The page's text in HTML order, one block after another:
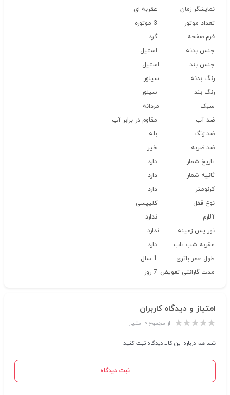
نمایشگر زمان
عقربه ای
تعداد موتور
فرم صفحه
گرد
جنس بدنه
استیل
جنس بند
استیل
رنگ بدنه
سیلور
رنگ بند
سیلور
سبک
مردانه
ضد آب
مقاوم در برابر آب
ضد زنگ
بله
ضد ضربه
خیر
تاریخ شمار
دارد
ثانیه شمار
دارد
کرنومتر
دارد
نوع قفل
کلیپسی
آلارم
ندارد
نور پس زمینه
ندارد
عقربه شب تاب
دارد
طول عمر باتری
مدت گارانتی تعویض
امتیاز و دیدگاه کاربران
از مجموع ۰ امتیاز
شما هم درباره این کالا دیدگاه ثبت کنید
ثبت دیدگاه